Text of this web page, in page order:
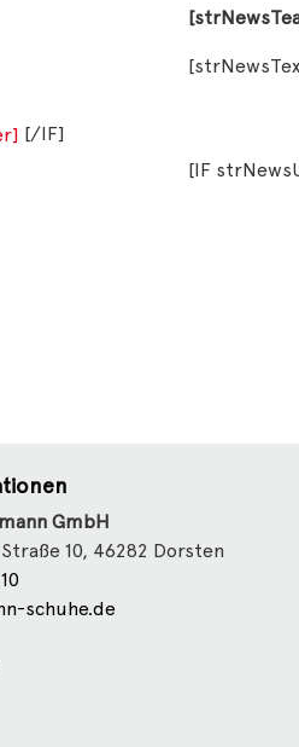
[/IF]
[IF
GmbH
10, 46282 Dorsten
schuhe.de